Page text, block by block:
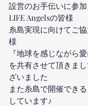
設営のお手伝いに参
LIFE Angelsの皆様
糸島実現に向けてご
様
『地球を感じながら
を共有させて頂きま
ざいました
また糸島で開催でき
しています♪